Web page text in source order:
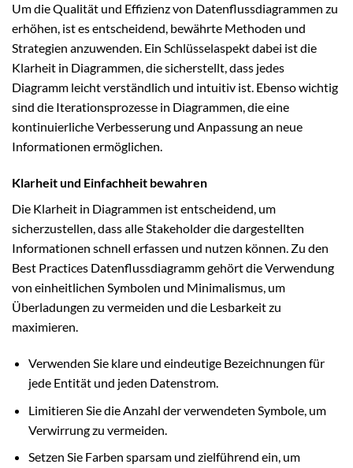
Um die Qualität und Effizienz von Datenflussdiagrammen zu
erhöhen, ist es entscheidend, bewährte Methoden und
Strategien anzuwenden. Ein Schlüsselaspekt dabei ist die
Klarheit in Diagrammen, die sicherstellt, dass jedes
Diagramm leicht verständlich und intuitiv ist. Ebenso wichtig
sind die Iterationsprozesse in Diagrammen, die eine
kontinuierliche Verbesserung und Anpassung an neue
Informationen ermöglichen.
Klarheit und Einfachheit bewahren
Die Klarheit in Diagrammen ist entscheidend, um
sicherzustellen, dass alle Stakeholder die dargestellten
Informationen schnell erfassen und nutzen können. Zu den
Best Practices Datenflussdiagramm gehört die Verwendung
von einheitlichen Symbolen und Minimalismus, um
Überladungen zu vermeiden und die Lesbarkeit zu
maximieren.
Verwenden Sie klare und eindeutige Bezeichnungen für
jede Entität und jeden Datenstrom.
Limitieren Sie die Anzahl der verwendeten Symbole, um
Verwirrung zu vermeiden.
Setzen Sie Farben sparsam und zielführend ein, um